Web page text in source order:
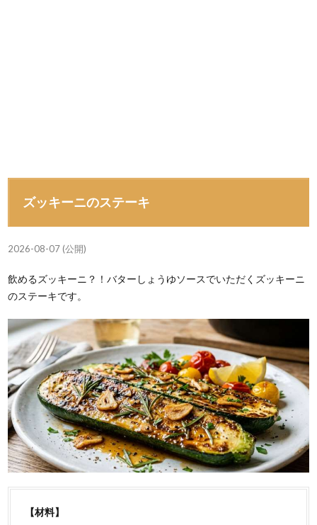
ズッキーニのステーキ
2026-08-07 (公開)
飲めるズッキーニ？！バターしょうゆソースでいただくズッキーニ
のステーキです。
【材料】